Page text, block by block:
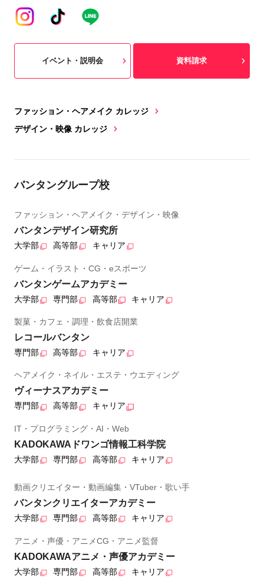
ファッション・ヘアメイク カレッジ
デザイン・映像 カレッジ
イベント・説明会 資料請求
バンタングループ校
ファッション・ヘアメイク・デザイン・映像
バンタンデザイン研究所
大学部 高等部 キャリア
ゲーム・イラスト・CG・eスポーツ
バンタンゲームアカデミー
大学部 専門部 高等部 キャリア
製菓・カフェ・調理・飲食店開業
レコールバンタン
専門部 高等部 キャリア
ヘアメイク・ネイル・エステ・ウエディング
ヴィーナスアカデミー
専門部 高等部 キャリア
IT・プログラミング・AI・Web
KADOKAWAドワンゴ情報工科学院
大学部 専門部 高等部 キャリア
動画クリエイター・動画編集・VTuber・歌い手
バンタンクリエイターアカデミー
大学部 専門部 高等部 キャリア
アニメ・声優・アニメCG・アニメ監督
KADOKAWAアニメ・声優アカデミー
大学部 専門部 高等部 キャリア